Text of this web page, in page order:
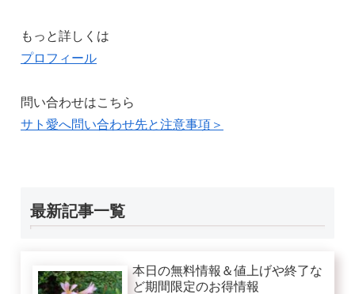
もっと詳しくは
プロフィール
問い合わせはこちら
サト愛へ問い合わせ先と注意事項＞
最新記事一覧
本日の無料情報＆値上げや終了な
ど期間限定のお得情報